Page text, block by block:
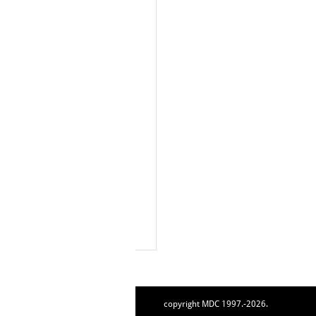
copyright MDC 1997.-2026.